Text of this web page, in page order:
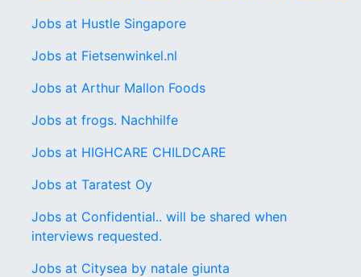
Jobs at Hustle Singapore
Jobs at Fietsenwinkel.nl
Jobs at Arthur Mallon Foods
Jobs at frogs. Nachhilfe
Jobs at HIGHCARE CHILDCARE
Jobs at Taratest Oy
Jobs at Confidential.. will be shared when
interviews requested.
Jobs at Citysea by natale giunta